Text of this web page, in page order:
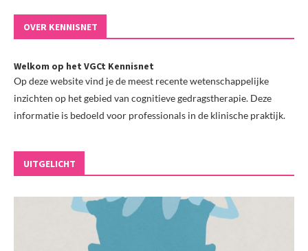
OVER KENNISNET
Welkom op het VGCt Kennisnet
Op deze website vind je de meest recente wetenschappelijke
inzichten op het gebied van cognitieve gedragstherapie. Deze
informatie is bedoeld voor professionals in de klinische praktijk.
UITGELICHT